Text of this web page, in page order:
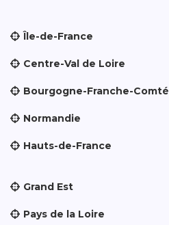
Île-de-France
Centre-Val de Loire
Bourgogne-Franche-Comté
Normandie
Hauts-de-France
Grand Est
Pays de la Loire